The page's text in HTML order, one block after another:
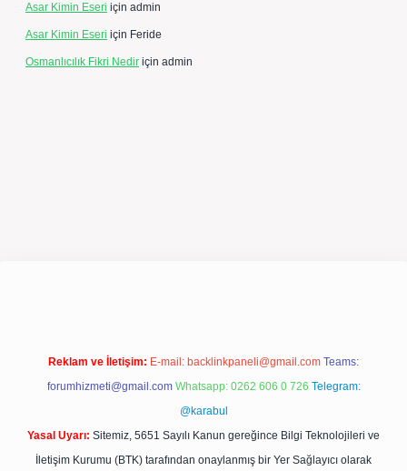
Asar Kimin Eseri için admin
Asar Kimin Eseri için Feride
Osmanlıcılık Fikri Nedir için admin
Reklam ve İletişim: E-mail: backlinkpaneli@gmail.com Teams:
forumhizmeti@gmail.com Whatsapp: 0262 606 0 726 Telegram:
@karabul
Yasal Uyarı: Sitemiz, 5651 Sayılı Kanun gereğince Bilgi Teknolojileri ve
İletişim Kurumu (BTK) tarafından onaylanmış bir Yer Sağlayıcı olarak